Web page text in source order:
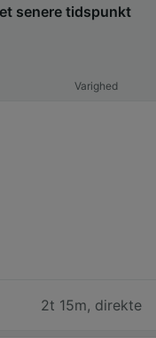
senere tidspunkt
Varighed
2t 15m, direkte